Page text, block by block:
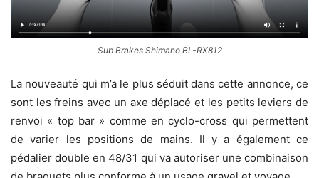
Sub Brakes Shimano BL-RX812
La nouveauté qui m’a le plus séduit dans cette annonce, ce
sont les freins avec un axe déplacé et les petits leviers de
renvoi « top bar » comme en cyclo-cross qui permettent
de varier les positions de mains. Il y a également ce
pédalier double en 48/31 qui va autoriser une combinaison